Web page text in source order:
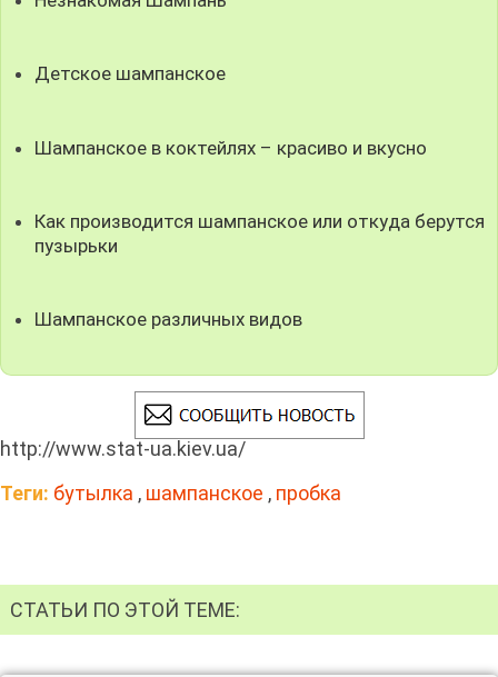
Детское шампанское
Шампанское в коктейлях – красиво и вкусно
Как производится шампанское или откуда берутся
пузырьки
Шампанское различных видов
http://www.stat-ua.kiev.ua/
Теги: бутылка , шампанское , пробка
СТАТЬИ ПО ЭТОЙ ТЕМЕ: